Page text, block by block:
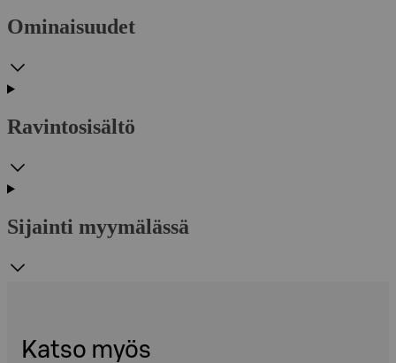
Ominaisuudet
Ravintosisältö
Sijainti myymälässä
Katso myös